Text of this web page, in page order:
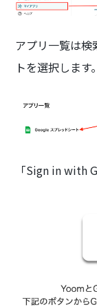
アプリ一覧は
トを選択します。
「Sign in with